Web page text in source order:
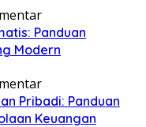
Panduan
Modern
Pribadi: Panduan
Keuangan